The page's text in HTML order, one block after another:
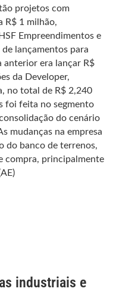
projetos com
R$ 1 milhão,
Empreendimentos e
lançamentos para
anterior era lançar R$
da Developer,
no total de R$ 2,240
foi feita no segmento
do cenário
mudanças na empresa
do banco de terrenos,
compra, principalmente
industriais e